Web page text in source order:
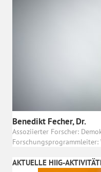
Benedikt Fecher, Dr.
Assoziierter Forscher:
AKTUELLE HIIG-